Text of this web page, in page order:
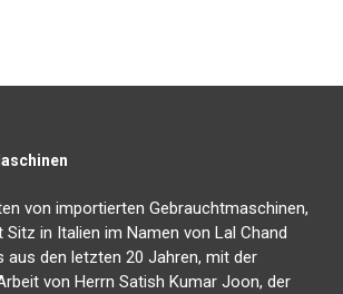
von importierten Gebrauchtmaschinen,
in Italien im Namen von Lal Chand
aus den letzten 20 Jahren, mit der
von Herrn Satish Kumar Joon, der